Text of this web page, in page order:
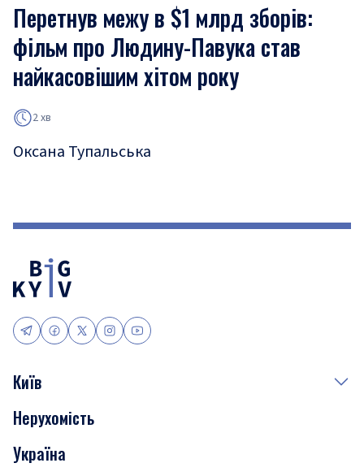
Перетнув межу в $1 млрд зборів:
фільм про Людину-Павука став
найкасовішим хітом року
2 хв
Оксана Тупальська
Київ
Події
Скандали
Нерухомість
Україна